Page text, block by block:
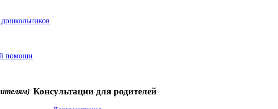
помощи
Консультации для родителей